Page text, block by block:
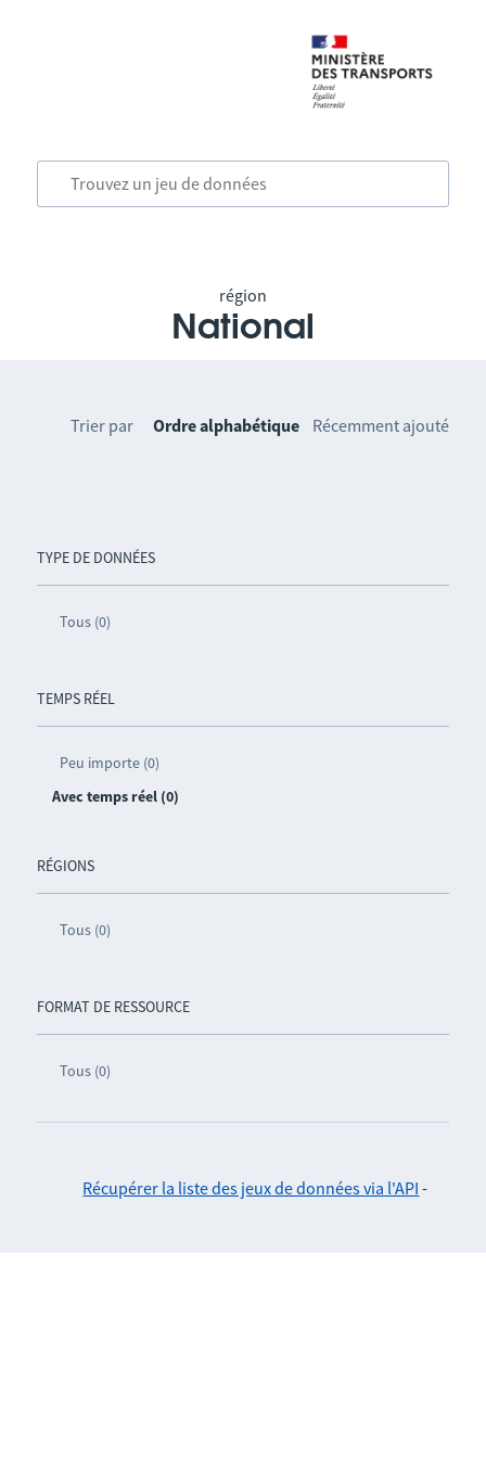
région
National
TYPE DE DONNÉES
Tous (0)
TEMPS RÉEL
Peu importe (0)
Avec temps réel (0)
RÉGIONS
Tous (0)
FORMAT DE RESSOURCE
Tous (0)
Trier par Ordre alphabétique Récemment ajouté
Récupérer la liste des jeux de données via l'API -